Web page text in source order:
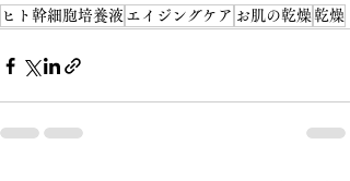
ヒト幹細胞培養液 エイジングケア お肌の乾燥 乾燥